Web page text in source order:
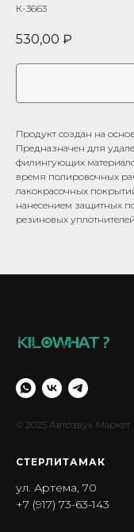
К-3663
530,00 ₽
Продукт создан на
Предназначен для
филингующих
время полировочных
лакокрасочных
нанесением защитных
резиновых
© 2025 Автозвук Маркет
СТЕРЛИТАМАК
ул. Артема, 70
+7 (917) 73-63-143